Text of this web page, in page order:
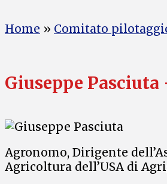
Home » Comitato
Giuseppe
Agronomo, Dirigente
Agricoltura dell’USA di